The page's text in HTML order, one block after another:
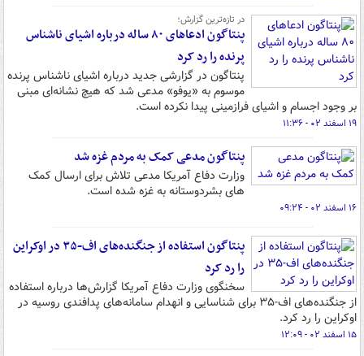
در تازه‌ترین گزارش؛
پنتاگون ادعاهای ۸۰ ساله درباره اشیای ناشناس
پرنده را رد کرد
پنتاگون در گزارشی جدید درباره اشیای ناشناس پرنده
موسوم به «یوفو» مدعی شد که هیچ نشانه‌ای مبنی
بر وجود اجسام و اشیای فرازمینی پیدا نکرده است.
۱۹ اسفند ۰۲ - ۱۱:۳۶
پنتاگون مدعی کمک به مردم غزه شد
وزارت دفاع آمریکا مدعی تلاش برای ارسال کمک
های بشردوستانه به غزه شده است.
۱۶ اسفند ۰۲ - ۰۹:۲۴
پنتاگون استفاده از جنگنده‌های اف-۳۵ در اوکراین
را رد کرد
سخنگوی وزارت دفاع آمریکا گزارش‌ها درباره استفاده
از جنگنده‌های اف-۳۵ برای شناسایی و انهدام سامانه‌های پدافندی روسیه در
اوکراین را رد کرد.
۱۵ اسفند ۰۲ - ۱۲:۰۹